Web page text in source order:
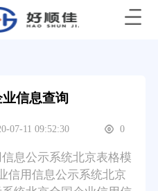
信息查询
07-11 09:52:30 0
息公示系统北京表格模
信用信息公示系统北京